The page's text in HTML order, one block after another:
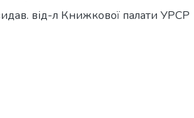
від-л Книжкової палати УРСР